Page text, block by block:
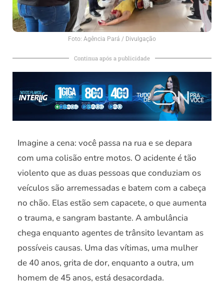
Foto: Agência Pará / Divulgação
Continua após a publicidade
Imagine a cena: você passa na rua e se depara
com uma colisão entre motos. O acidente é tão
violento que as duas pessoas que conduziam os
veículos são arremessadas e batem com a cabeça
no chão. Elas estão sem capacete, o que aumenta
o trauma, e sangram bastante. A ambulância
chega enquanto agentes de trânsito levantam as
possíveis causas. Uma das vítimas, uma mulher
de 40 anos, grita de dor, enquanto a outra, um
homem de 45 anos, está desacordada.